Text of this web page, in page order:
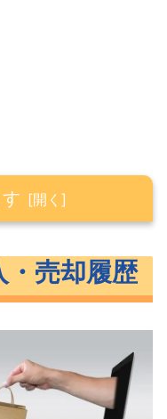
（投資信託）
米国ETF
国ETF
売却履歴